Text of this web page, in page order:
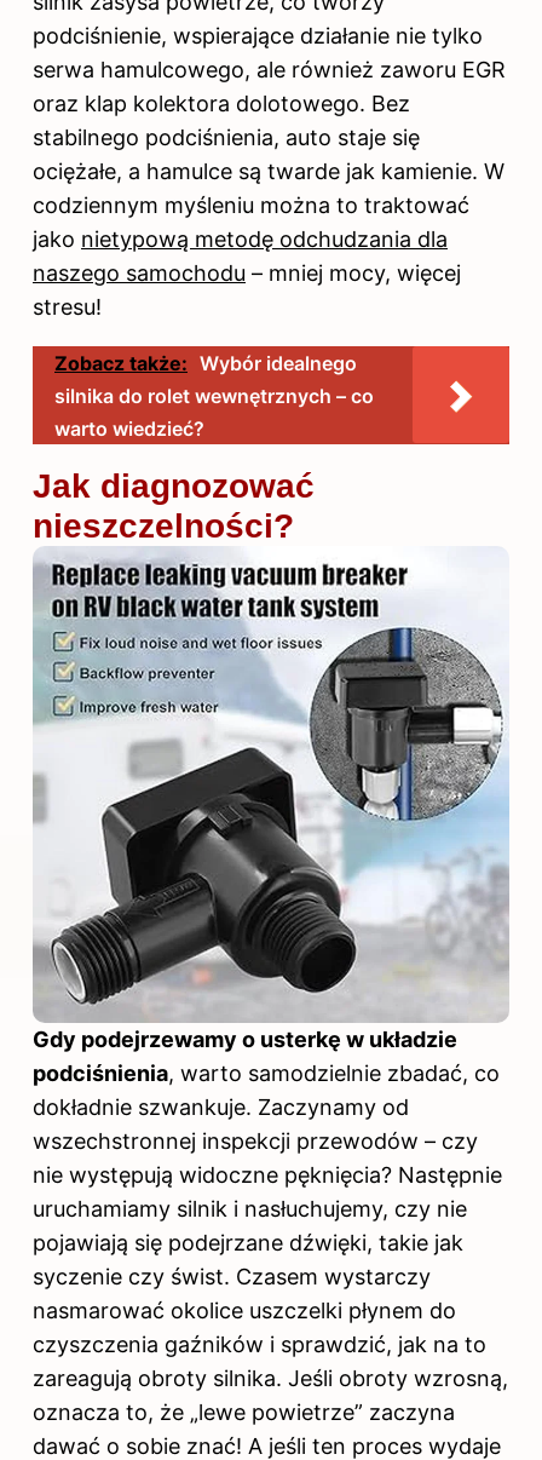
podciśnienie, wspierające działanie nie tylko
serwa hamulcowego, ale również zaworu EGR
oraz klap kolektora dolotowego. Bez
stabilnego podciśnienia, auto staje się
ociężałe, a hamulce są twarde jak kamienie. W
codziennym myśleniu można to traktować
jako nietypową metodę odchudzania dla
naszego samochodu – mniej mocy, więcej
stresu!
Zobacz także: Wybór idealnego
silnika do rolet wewnętrznych – co
warto wiedzieć?
Jak diagnozować
nieszczelności?
Gdy podejrzewamy o usterkę w układzie
podciśnienia, warto samodzielnie zbadać, co
dokładnie szwankuje. Zaczynamy od
wszechstronnej inspekcji przewodów – czy
nie występują widoczne pęknięcia? Następnie
uruchamiamy silnik i nasłuchujemy, czy nie
pojawiają się podejrzane dźwięki, takie jak
syczenie czy świst. Czasem wystarczy
nasmarować okolice uszczelki płynem do
czyszczenia gaźników i sprawdzić, jak na to
zareagują obroty silnika. Jeśli obroty wzrosną,
oznacza to, że „lewe powietrze” zaczyna
dawać o sobie znać! A jeśli ten proces wydaje